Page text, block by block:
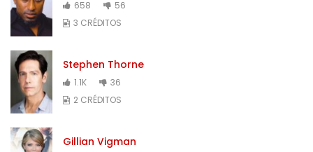
658
56
3 CRÉDITOS
Stephen Thorne
1.1K
36
2 CRÉDITOS
Gillian Vigman